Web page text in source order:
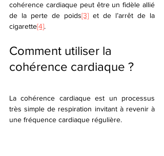
cohérence cardiaque peut être un fidèle allié
de la perte de poids[3] et de l’arrêt de la
cigarette[4].
Comment utiliser la
cohérence cardiaque ?
La cohérence cardiaque est un processus
très simple de respiration invitant à revenir à
une fréquence cardiaque régulière.